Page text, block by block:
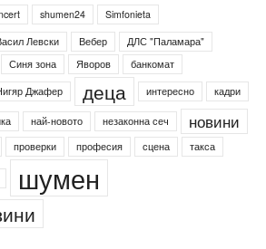
shumen24
Simfonieta
Левски Вебер
ДЛС "Паламара"
Синя зона Яворов
банкомат
Джафер деца интересно кадри
най-новото незаконна сеч новини
проверки професия сцена такса
шумен